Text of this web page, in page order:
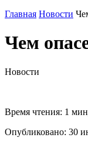
Главная Новости
Чем
Новости
Время чтения: 1
Опубликовано: 30